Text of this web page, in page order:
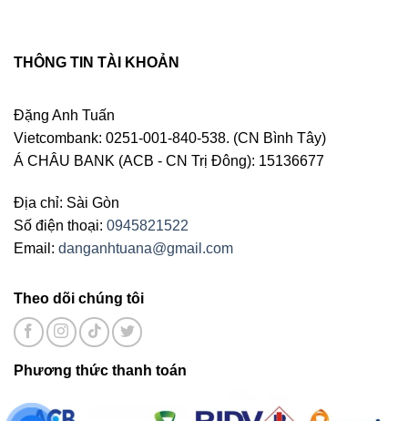
THÔNG TIN TÀI KHOẢN
Đặng Anh Tuấn
Vietcombank: 0251-001-840-538. (CN Bình Tây)
Á CHÂU BANK (ACB - CN Trị Đông): 15136677
Địa chỉ: Sài Gòn
Số điện thoại: 0945821522
Email: danganhtuana@gmail.com
Theo dõi chúng tôi
Phương thức thanh toán